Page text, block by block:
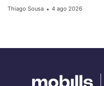
Thiago Sousa • 4 ago 2026